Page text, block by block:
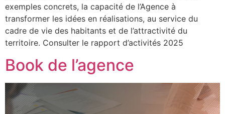
exemples concrets, la capacité de l’Agence à
transformer les idées en réalisations, au service du
cadre de vie des habitants et de l’attractivité du
territoire. Consulter le rapport d’activités 2025
Book de l’agence